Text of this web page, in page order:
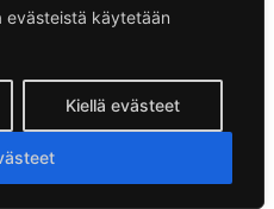
evästeistä käytetään
Kiellä evästeet